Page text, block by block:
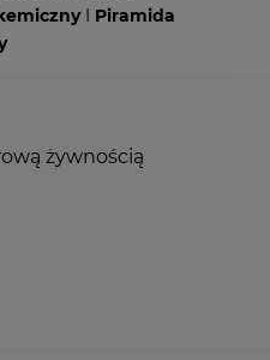
I Piramida
żywnością